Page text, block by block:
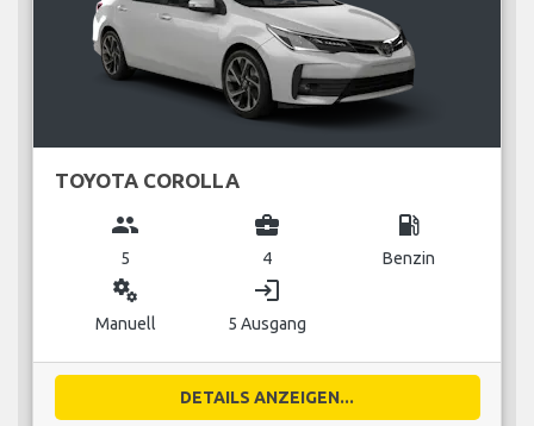
TOYOTA COROLLA
group
5
business_center
4
local_gas_station
Benzin
miscellaneous_services
Manuell
login
5 Ausgang
DETAILS ANZEIGEN...